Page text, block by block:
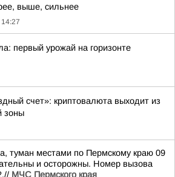
выше, сильнее
14:27
первый урожай на горизонте
счет»: криптовалюта выходит из
зоны
туман местами по Пермскому краю 09
и осторожны. Номер вызова
МЧС Пермского края